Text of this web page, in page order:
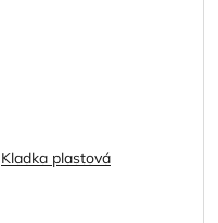
Kladka plastová